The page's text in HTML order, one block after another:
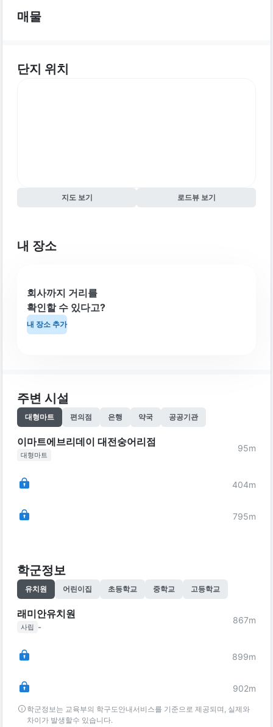
매물
단지 위치
지도 보기 로드뷰 보기
내 장소
회사까지 거리를
확인할 수 있다고?
내 장소 추가
주변 시설
대형마트 편의점 은행 약국 공공기관
이마트에브리데이 대전숭어리점
대형마트
95m
404m
795m
학군정보
유치원 어린이집 초등학교 중학교 고등학교
래미안유치원
사립 -
867m
899m
902m
학군정보는 교육부의 학구도안내서비스를 기준으로 제공되며, 실제와
차이가 발생할수 있습니다.